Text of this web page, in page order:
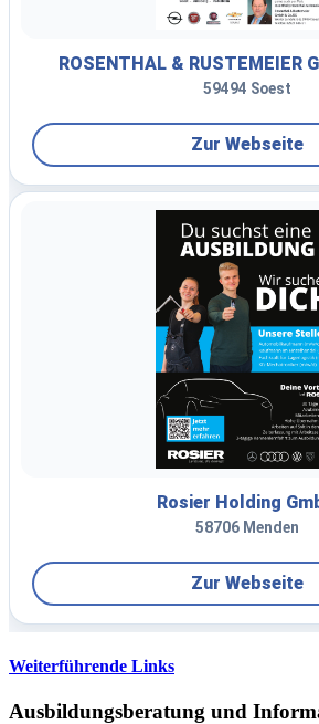
Weiterführende Links
Ausbildungsberatung und